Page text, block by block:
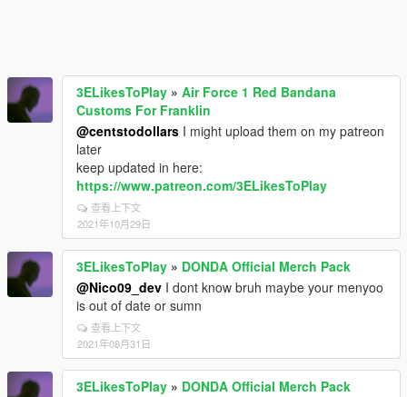
3ELikesToPlay » Air Force 1 Red Bandana
Customs For Franklin
@centstodollars I might upload them on my patreon
later
keep updated in here:
https://www.patreon.com/3ELikesToPlay
查看上下文
2021年10月29日
3ELikesToPlay » DONDA Official Merch Pack
@Nico09_dev I dont know bruh maybe your menyoo
is out of date or sumn
查看上下文
2021年08月31日
3ELikesToPlay » DONDA Official Merch Pack